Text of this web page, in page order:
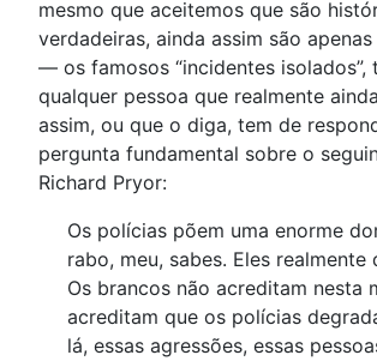
mesmo que aceitemos que são
verdadeiras, ainda assim são
— os famosos “incidentes isolados”,
qualquer pessoa que realmente
assim, ou que o diga, tem de
pergunta fundamental sobre o
Richard Pryor:
Os polícias põem uma enorme
rabo, meu, sabes. Eles realmente
Os brancos não acreditam nesta
acreditam que os polícias
lá, essas agressões, essas